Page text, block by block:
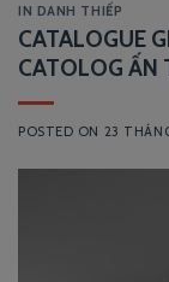
IN DANH THIẾP
CATALOGUE
CATOLOG ẤN
POSTED ON 23